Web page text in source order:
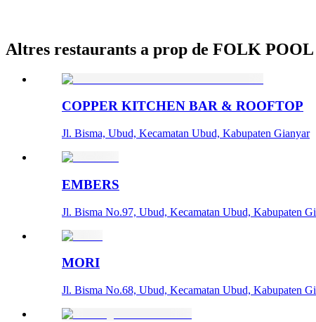
Altres restaurants a prop de FOLK
COPPER KITCHEN BAR & ROOFTOP
Jl. Bisma, Ubud, Kecamatan Ubud, Kabupaten Gianyar
EMBERS
Jl. Bisma No.97, Ubud, Kecamatan Ubud, Kabupaten
MORI
Jl. Bisma No.68, Ubud, Kecamatan Ubud, Kabupaten